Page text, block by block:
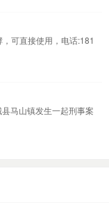
可直接使用，电话:181
马山镇发生一起刑事案